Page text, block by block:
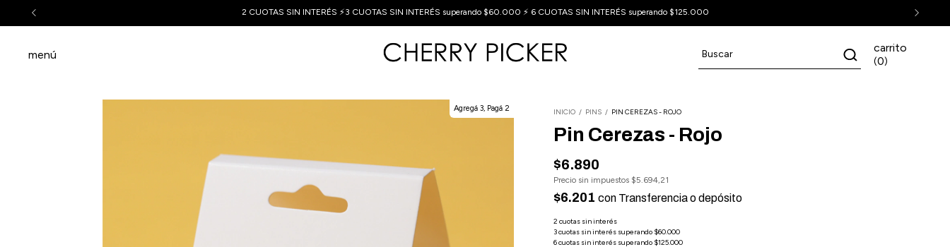
2 CUOTAS SIN INTERÉS ⚡3 CUOTAS SIN INTERÉS superando $60.000 ⚡ 6 CUOTAS SIN INTERÉS superando $125.000
menú carrito
(0)
Agregá 3, Pagá 2 INICIO / PINS / PIN CEREZAS - ROJO
Pin Cerezas - Rojo
$6.890
Precio sin impuestos $5.694,21
$6.201con Transferencia o depósito